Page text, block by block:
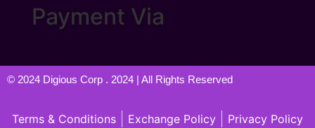
Payment Via
© 2024 Digious Corp . 2024 | All Rights Reserved
Terms & Conditions Exchange Policy Privacy Policy